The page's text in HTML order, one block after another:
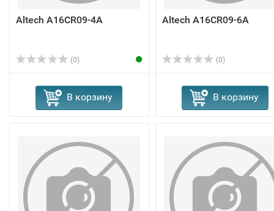
Altech A16CR09-4A
(0)
В корзину
Altech A16CR09-6A
(0)
В корзину